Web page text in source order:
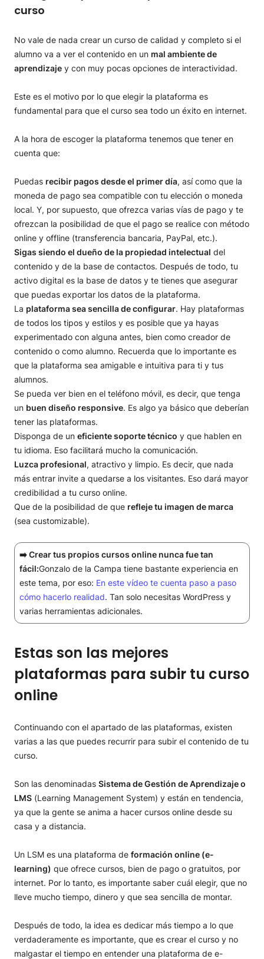
curso
No vale de nada crear un curso de calidad y completo si el
alumno va a ver el contenido en un mal ambiente de
aprendizaje y con muy pocas opciones de interactividad.
Este es el motivo por lo que elegir la plataforma es
fundamental para que el curso sea todo un éxito en internet.
A la hora de escoger la plataforma tenemos que tener en
cuenta que:
Puedas recibir pagos desde el primer día, así como que la
moneda de pago sea compatible con tu elección o moneda
local. Y, por supuesto, que ofrezca varias vías de pago y te
ofrezcan la posibilidad de que el pago se realice con método
online y offline (transferencia bancaria, PayPal, etc.).
Sigas siendo el dueño de la propiedad intelectual del
contenido y de la base de contactos. Después de todo, tu
activo digital es la base de datos y te tienes que asegurar
que puedas exportar los datos de la plataforma.
La plataforma sea sencilla de configurar. Hay plataformas
de todos los tipos y estilos y es posible que ya hayas
experimentado con alguna antes, bien como creador de
contenido o como alumno. Recuerda que lo importante es
que la plataforma sea amigable e intuitiva para ti y tus
alumnos.
Se pueda ver bien en el teléfono móvil, es decir, que tenga
un buen diseño responsive. Es algo ya básico que deberían
tener las plataformas.
Disponga de un eficiente soporte técnico y que hablen en
tu idioma. Eso facilitará mucho la comunicación.
Luzca profesional, atractivo y limpio. Es decir, que nada
más entrar invite a quedarse a los visitantes. Eso dará mayor
credibilidad a tu curso online.
Que de la posibilidad de que refleje tu imagen de marca
(sea customizable).
➡️ Crear tus propios cursos online nunca fue tan
fácil:Gonzalo de la Campa tiene bastante experiencia en
este tema, por eso: En este vídeo te cuenta paso a paso
cómo hacerlo realidad. Tan solo necesitas WordPress y
varias herramientas adicionales.
Estas son las mejores
plataformas para subir tu curso
online
Continuando con el apartado de las plataformas, existen
varias a las que puedes recurrir para subir el contenido de tu
curso.
Son las denominadas Sistema de Gestión de Aprendizaje o
LMS (Learning Management System) y están en tendencia,
ya que la gente se anima a hacer cursos online desde su
casa y a distancia.
Un LSM es una plataforma de formación online (e-
learning) que ofrece cursos, bien de pago o gratuitos, por
internet. Por lo tanto, es importante saber cuál elegir, que no
lleve mucho tiempo, dinero y que sea sencilla de montar.
Después de todo, la idea es dedicar más tiempo a lo que
verdaderamente es importante, que es crear el curso y no
malgastar el tiempo en entender una plataforma de e-